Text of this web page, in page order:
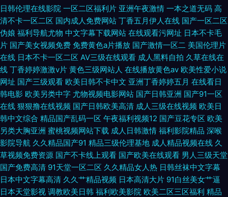
日韩伦理在线影院 一区二区福利片 亚洲午夜激情 一本之道无码 高
清不卡一区二区 国内成人免费网站 丁香五月伊人在线 国产一区二区
伪娘 福利导航尤物 中文字幕下载网站 在线观看污网址 日本不卡毛
片 国产美女视频免费 免费黄色a片播放 国产激情一区二 美国伦理片
在线 日本不卡一区二区 AV三级在线观看 成人黑料自拍 久草在线在
线 丁香婷婷激激v片 黄色三级网站人 在线播放黄色av 欧美性爱小说
网址 国产三级观看 欧美日韩不卡中文 亚洲丁香婷婷五月 在线看日
韩电影 欧美另类中字 尤物视频电影网站 国产日韩亚洲 国产91一区
在线 狠狠撸在线视频 国产日韩欧美高清 成人三级在线视频 欧美日
韩中文综合 精品国产乱码一区 午夜福利视频12 国产豆花专区 欧美
另类大胸亚洲 蜜桃视频网站下载 成人日韩激情 福利影院精品 深喉
影院导航 久久精品国产91 精品三级伦理基地 成人精品视频在线 久
草视频免费资源 国产不卡线上观看 国产欧美在线观看 男人三级天堂
国产免费高清 91天堂一区二区 久久精品女人热 日韩丝袜中文字幕
日本中文字幕高清 久久艹精品视频 日本高清大片 91白丝美女艹逼
日本天堂影视 调教欧美日韩 福利欧美影院 欧美二区三区福利 精品